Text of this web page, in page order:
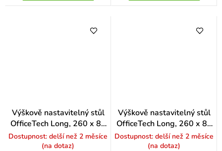
Výškově nastavitelný stůl
OfficeTech Long, 260 x 80
cm, bílá podnož, ořech
Dostupnost: delší než 2 měsíce
(na dotaz)
Výškově nastavitelný stůl
OfficeTech Long, 260 x 80
cm, bílá podnož, dub
Dostupnost: delší než 2 měsíce
(na dotaz)